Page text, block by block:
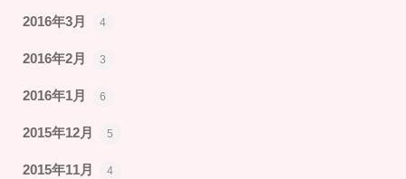
2016年3月 4
2016年2月 3
2016年1月 6
2015年12月 5
2015年11月 4